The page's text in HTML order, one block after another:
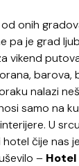
onih
pa je grad
vikend
barova,
nalazi
samo na
U
čije nas
– Hotel